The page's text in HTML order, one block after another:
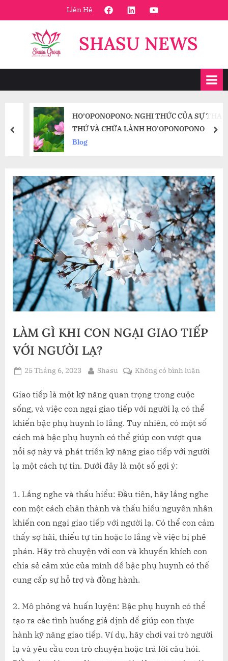
to
Liên Hệ FaceBookLinkedinYoutube
SHASU NEWS
HO’OPONOPONO: NGHI THỨC CỦA SỰ THA
THỨ VÀ CHỮA LÀNH HO’OPONOPONO
Blog
prev
LÀM GÌ KHI CON NGẠI GIAO TIẾP
VỚI NGƯỜI LẠ?
Posted
25 Tháng 6, 2023 By
Shasu Không có bình luậnở
KHI
CON
NGẠI
GIAO
TIẾP
Giao tiếp là một kỹ năng quan trọng trong cuộc
sống, và việc con ngại giao tiếp với người lạ có thể
khiến bậc phụ huynh lo lắng. Tuy nhiên, có một số
cách mà bậc phụ huynh có thể giúp con vượt qua
nỗi sợ này và phát triển kỹ năng giao tiếp với người
lạ một cách tự tin. Dưới đây là một số gợi ý:
1. Lắng nghe và thấu hiểu: Đầu tiên, hãy lắng nghe
con một cách chân thành và thấu hiểu nguyên nhân
khiến con ngại giao tiếp với người lạ. Có thể con cảm
thấy sợ hãi, thiếu tự tin hoặc lo lắng về việc bị phê
phán. Hãy trò chuyện với con và khuyến khích con
chia sẻ cảm xúc của mình để bậc phụ huynh có thể
cung cấp sự hỗ trợ và đồng hành.
2. Mô phỏng và huấn luyện: Bậc phụ huynh có thể
tạo ra các tình huống giả định để giúp con thực
hành kỹ năng giao tiếp. Ví dụ, hãy chơi vai trò người
lạ và yêu cầu con trò chuyện hoặc trả lời câu hỏi.